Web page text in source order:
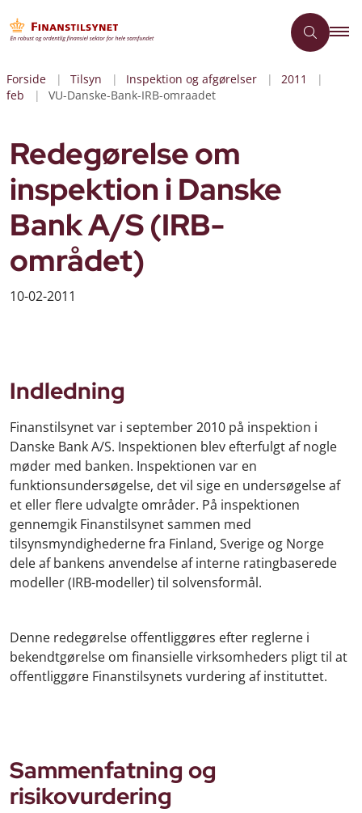
Forside Tilsyn Inspektion og afgørelser
2011
feb
VU-Danske-Bank-IRB-omraadet
Redegørelse om
inspektion i Danske
Bank A/S (IRB-
området)
10-02-2011
Indledning
Finanstilsynet var i september 2010 på inspektion i
Danske Bank A/S. Inspektionen blev efterfulgt af nogle
møder med banken. Inspektionen var en
funktionsundersøgelse, det vil sige en undersøgelse af
et eller flere udvalgte områder. På inspektionen
gennemgik Finanstilsynet sammen med
tilsynsmyndighederne fra Finland, Sverige og Norge
dele af bankens anvendelse af interne ratingbaserede
modeller (IRB-modeller) til solvensformål.
Denne redegørelse offentliggøres efter reglerne i
bekendtgørelse om finansielle virksomheders pligt til at
offentliggøre Finanstilsynets vurdering af instituttet.
Sammenfatning og
risikovurdering